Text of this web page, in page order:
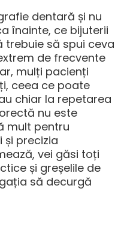
dentară și nu
înainte, ce bijuterii
trebuie să spui ceva
de frecvente
mulți pacienți
ceea ce poate
chiar la repetarea
nu este
mult pentru
precizia
vei găsi toți
și greșelile de
să decurgă